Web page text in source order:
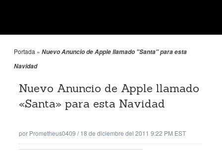
Portada » Nuevo Anuncio de Apple llamado "Santa" para esta
Navidad
Nuevo Anuncio de Apple llamado
«Santa» para esta Navidad
por Prometheus0409 /18 de diciembre del 2011 9:22 PM EST